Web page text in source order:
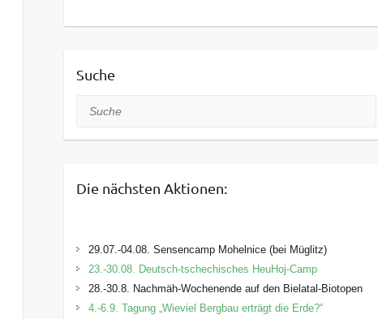
Suche
Suche
Die nächsten Aktionen:
29.07.-04.08. Sensencamp Mohelnice (bei Müglitz)
23.-30.08. Deutsch-tschechisches HeuHoj-Camp
28.-30.8. Nachmäh-Wochenende auf den Bielatal-Biotopen
4.-6.9. Tagung „Wieviel Bergbau erträgt die Erde?“